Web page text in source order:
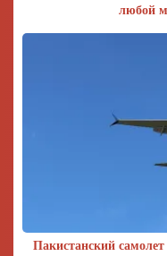
любой
Пакистанский